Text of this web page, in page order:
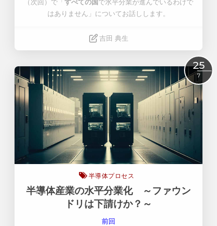
はありません」についてお話しします。
吉田 典生
25
7
半導体プロセス
半導体産業の水平分業化 ～ファウン
ドリは下請けか？～
前回